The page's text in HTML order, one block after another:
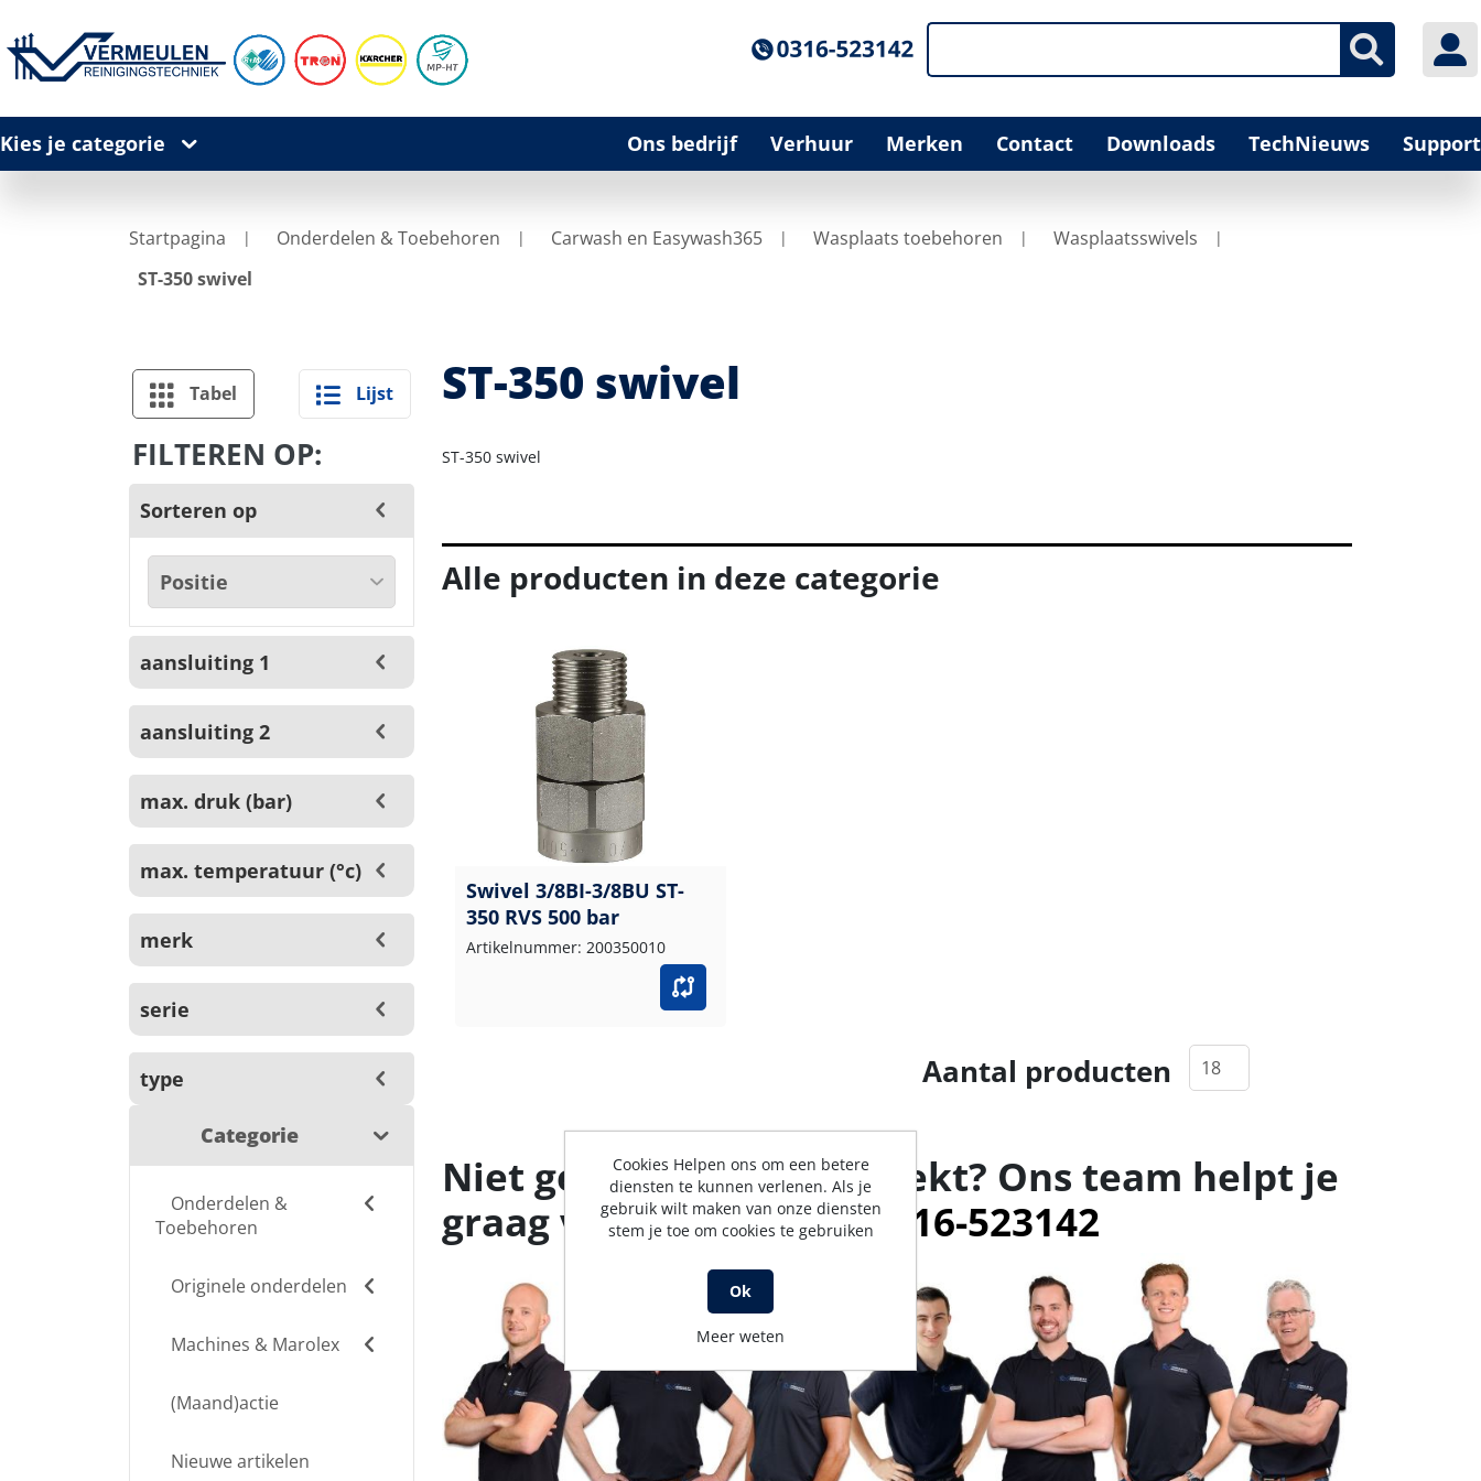
Kies je categorie Ons bedrijf Verhuur Merken Contact Downloads TechNieuws Support
Startpagina Onderdelen & Toebehoren Carwash en Easywash365 Wasplaats toebehoren
Wasplaatsswivels
ST-350 swivel
Tabel Lijst
FILTEREN OP:
Sorteren op
aansluiting 1
aansluiting 2
max. druk (bar)
max. temperatuur (°c)
merk
serie
type
Categorie
Onderdelen &
Toebehoren
Originele onderdelen
Machines & Marolex
(Maand)actie
Nieuwe artikelen
ST-350 swivel
ST-350 swivel
Alle producten in deze categorie
Swivel 3/8BI-3/8BU ST-
350 RVS 500 bar
Artikelnummer: 200350010
Aantal producten
Niet gevonden wat je zoekt? Ons team helpt je
graag verder.Bel met 0316-523142
Cookies Helpen ons om een betere
diensten te kunnen verlenen. Als je
gebruik wilt maken van onze diensten
stem je toe om cookies te gebruiken
Ok
Meer weten